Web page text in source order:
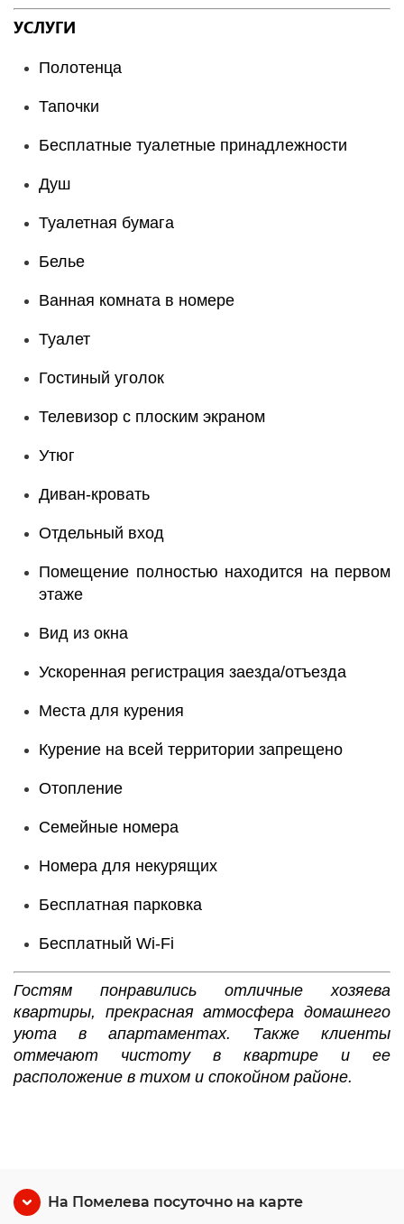
УСЛУГИ
Полотенца
Тапочки
Бесплатные туалетные принадлежности
Душ
Туалетная бумага
Белье
Ванная комната в номере
Туалет
Гостиный уголок
Телевизор с плоским экраном
Утюг
Диван-кровать
Отдельный вход
Помещение полностью находится на первом
этаже
Вид из окна
Ускоренная регистрация заезда/отъезда
Места для курения
Курение на всей территории запрещено
Отопление
Семейные номера
Номера для некурящих
Бесплатная парковка
Бесплатный Wi-Fі
Гостям понравились отличные хозяева
квартиры, прекрасная атмосфера домашнего
уюта в апартаментах. Также клиенты
отмечают чистоту в квартире и ее
расположение в тихом и спокойном районе.
На Помелева посуточно на карте